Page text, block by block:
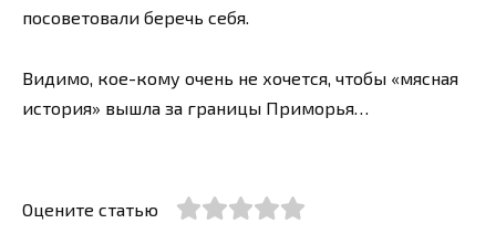
посоветовали беречь себя.
Видимо, кое-кому очень не хочется, чтобы «мясная
история» вышла за границы Приморья…
Оцените статью